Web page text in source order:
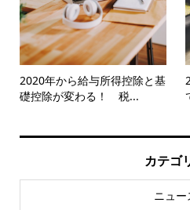
2020年から給与所得控除と基
礎控除が変わる！ 税...
カテゴ
ニュー